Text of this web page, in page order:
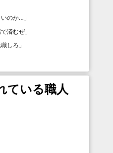
いのか… 」
済むぜ」
しろ 」
ている職人